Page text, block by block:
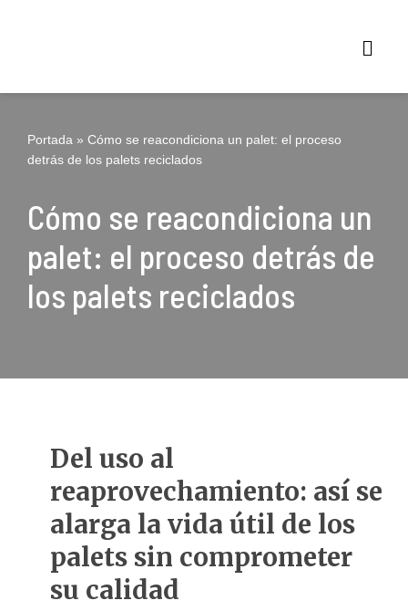
contenido
Portada » Cómo se reacondiciona un palet: el proceso
detrás de los palets reciclados
Cómo se reacondiciona un
palet: el proceso detrás de
los palets reciclados
Del uso al
reaprovechamiento: así se
alarga la vida útil de los
palets sin comprometer
su calidad